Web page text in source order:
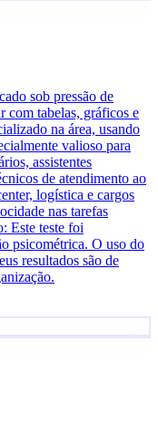
sob pressão de
com tabelas, gráficos e
na área, usando
valioso para
assistentes
de atendimento ao
logística e cargos
nas tarefas
Este teste foi
psicométrica. O uso do
resultados são de